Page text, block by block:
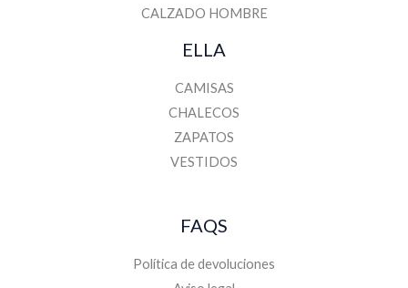
CALZADO HOMBRE
ELLA
CAMISAS
CHALECOS
ZAPATOS
VESTIDOS
FAQS
Política de devoluciones